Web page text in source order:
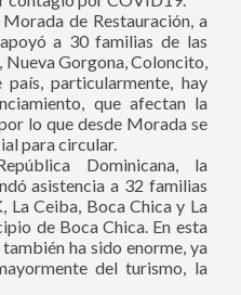
de Restauración, a
a 30 familias de las
Gorgona, Coloncito,
particularmente, hay
que afectan la
lo que desde Morada se
para circular.
Dominicana, la
asistencia a 32 familias
La Ceiba, Boca Chica y La
de Boca Chica. En esta
ha sido enorme, ya
del turismo, la